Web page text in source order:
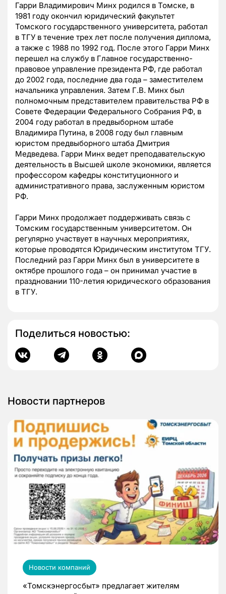
Гарри Владимирович Минх родился в Томске, в
1981 году окончил юридический факультет
Томского государственного университета, работал
в ТГУ в течение трех лет после получения диплома,
а также с 1988 по 1992 год. После этого Гарри Минх
перешел на службу в Главное государственно-
правовое управление президента РФ, где работал
до 2002 года, последние два года – заместителем
начальника управления. Затем Г.В. Минх был
полномочным представителем правительства РФ в
Совете Федерации Федерального Собрания РФ, в
2004 году работал в предвыборном штабе
Владимира Путина, в 2008 году был главным
юристом предвыборного штаба Дмитрия
Медведева. Гарри Минх ведет преподавательскую
деятельность в Высшей школе экономики, является
профессором кафедры конституционного и
административного права, заслуженным юристом
РФ.
Гарри Минх продолжает поддерживать связь с
Томским государственным университетом. Он
регулярно участвует в научных мероприятиях,
которые проводятся Юридическим институтом ТГУ.
Последний раз Гарри Минх был в университете в
октябре прошлого года – он принимал участие в
праздновании 110-летия юридического образования
в ТГУ.
Поделиться новостью:
Новости партнеров
Новости компаний
«Томскэнергосбыт» предлагает жителям